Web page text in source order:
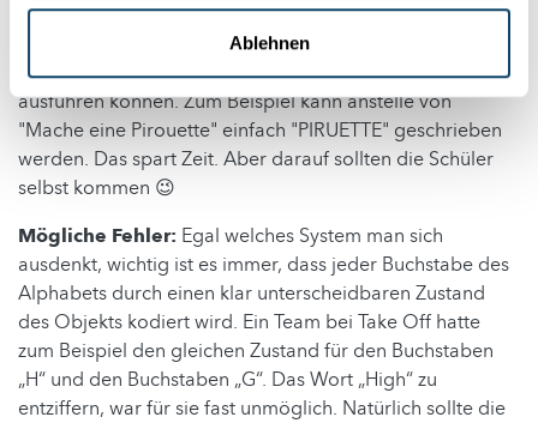
Ablehnen
geheimen Nachricht zu übermitteln. Es genügt, nur die
wichtigsten Wörter zu übermitteln, damit die
Teammitglieder die Aktion richtig verstehen und
ausführen können. Zum Beispiel kann anstelle von
"Mache eine Pirouette" einfach "PIRUETTE" geschrieben
werden. Das spart Zeit. Aber darauf sollten die Schüler
selbst kommen 😉
Mögliche Fehler: Egal welches System man sich
ausdenkt, wichtig ist es immer, dass jeder Buchstabe des
Alphabets durch einen klar unterscheidbaren Zustand
des Objekts kodiert wird. Ein Team bei Take Off hatte
zum Beispiel den gleichen Zustand für den Buchstaben
„H“ und den Buchstaben „G“. Das Wort „High“ zu
entziffern, war für sie fast unmöglich. Natürlich sollte die